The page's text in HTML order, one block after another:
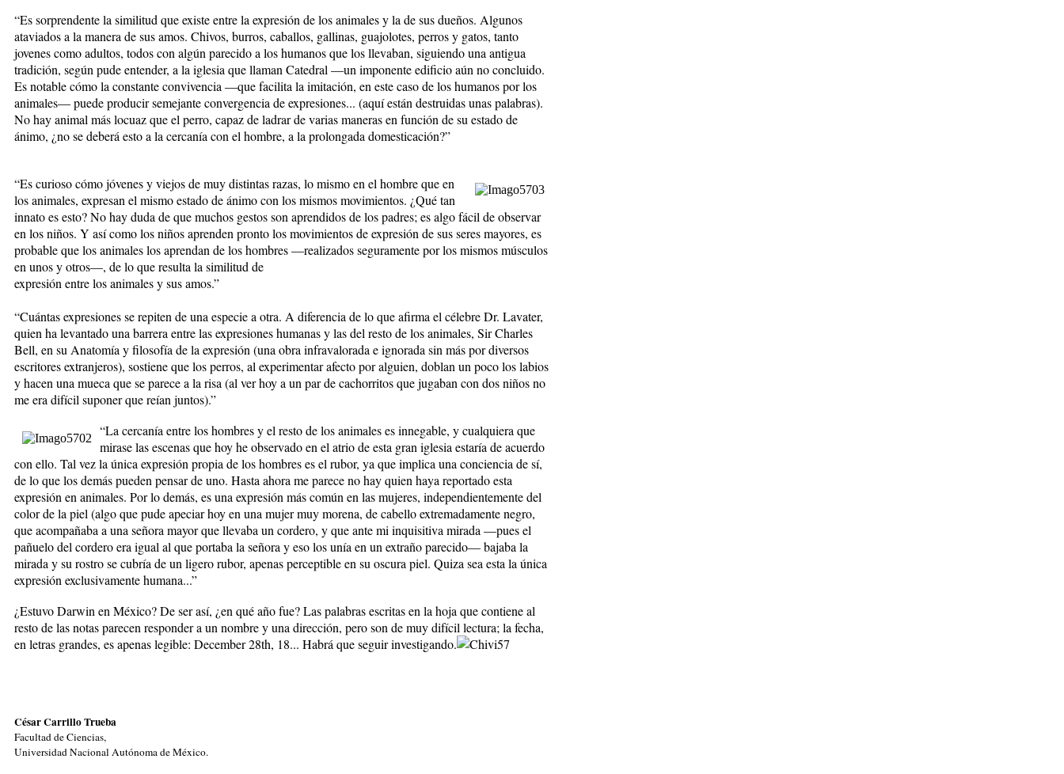
“Es sorprendente la similitud que existe entre la expresión de los animales y la de sus dueños. Algunos
ataviados a la manera de sus amos. Chivos, burros, caballos, gallinas, guajolotes, perros y gatos, tanto
jovenes como adultos, todos con algún parecido a los humanos que los llevaban, siguiendo una antigua
tradición, según pude entender, a la iglesia que llaman Catedral —un imponente edificio aún no concluido.
Es notable cómo la constante convivencia —que facilita la imitación, en este caso de los humanos por los
animales— puede producir semejante convergencia de expresiones... (aquí están destruidas unas palabras).
No hay animal más locuaz que el perro, capaz de ladrar de varias maneras en función de su estado de
ánimo, ¿no se deberá esto a la cercanía con el hombre, a la prolongada domesticación?”
“Es curioso cómo jóvenes y viejos de muy distintas razas, lo mismo en el hombre que en
los animales, expresan el mismo estado de ánimo con los mismos movimientos. ¿Qué tan
innato es esto? No hay duda de que muchos gestos son aprendidos de los padres; es algo fácil de observar
en los niños. Y así como los niños aprenden pronto los movimientos de expresión de sus seres mayores, es
probable que los animales los aprendan de los hombres —realizados seguramente por los mismos músculos
en unos y otros—, de lo que resulta la similitud de
expresión entre los animales y sus amos.”
“Cuántas expresiones se repiten de una especie a otra. A diferencia de lo que afirma el célebre Dr. Lavater,
quien ha levantado una barrera entre las expresiones humanas y las del resto de los animales, Sir Charles
Bell, en su Anatomía y filosofía de la expresión (una obra infravalorada e ignorada sin más por diversos
escritores extranjeros), sostiene que los perros, al experimentar afecto por alguien, doblan un poco los labios
y hacen una mueca que se parece a la risa (al ver hoy a un par de cachorritos que jugaban con dos niños no
me era difícil suponer que reían juntos).”
“La cercanía entre los hombres y el resto de los animales es innegable, y cualquiera que
mirase las escenas que hoy he observado en el atrio de esta gran iglesia estaría de acuerdo
con ello. Tal vez la única expresión propia de los hombres es el rubor, ya que implica una conciencia de sí,
de lo que los demás pueden pensar de uno. Hasta ahora me parece no hay quien haya reportado esta
expresión en animales. Por lo demás, es una expresión más común en las mujeres, independientemente del
color de la piel (algo que pude apeciar hoy en una mujer muy morena, de cabello extremadamente negro,
que acompañaba a una señora mayor que llevaba un cordero, y que ante mi inquisitiva mirada —pues el
pañuelo del cordero era igual al que portaba la señora y eso los unía en un extraño parecido— bajaba la
mirada y su rostro se cubría de un ligero rubor, apenas perceptible en su oscura piel. Quiza sea esta la única
expresión exclusivamente humana...”
¿Estuvo Darwin en México? De ser así, ¿en qué año fue? Las palabras escritas en la hoja que contiene al
resto de las notas parecen responder a un nombre y una dirección, pero son de muy difícil lectura; la fecha,
en letras grandes, es apenas legible: December 28th, 18... Habrá que seguir investigando.
César Carrillo Trueba
Facultad de Ciencias,
Universidad Nacional Autónoma de México.